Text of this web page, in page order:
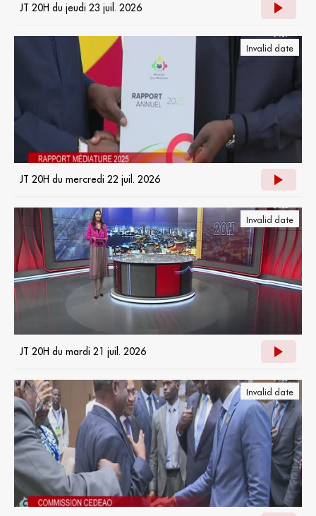
JT 20H du jeudi 23 juil. 2026
Invalid date
JT 20H du mercredi 22 juil. 2026
Invalid date
JT 20H du mardi 21 juil. 2026
Invalid date